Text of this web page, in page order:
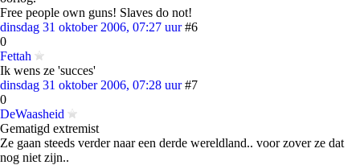
Free people own guns! Slaves do not!
dinsdag 31 oktober 2006, 07:27 uur #6
0
Fettah
Ik wens ze 'succes'
dinsdag 31 oktober 2006, 07:28 uur #7
0
DeWaasheid
Gematigd extremist
Ze gaan steeds verder naar een derde wereldland.. voor zover ze dat
nog niet zijn..